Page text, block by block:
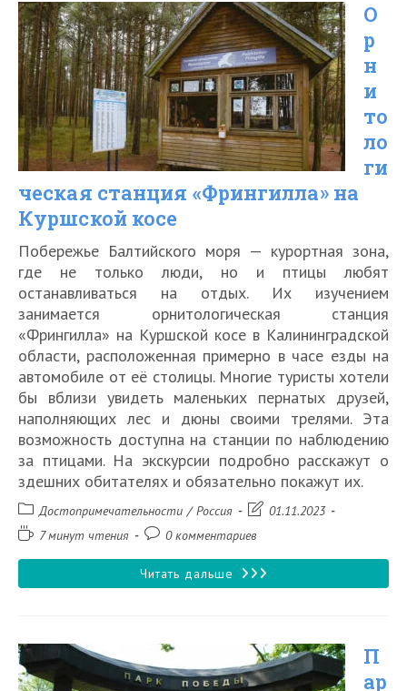
аквапарк
«Аль-
Монтаза»
в
Шардже
О
р
н
и
то
ло
ги
ческая станция «Фрингилла» на
Куршской косе
Побережье Балтийского моря — курортная зона,
где не только люди, но и птицы любят
останавливаться на отдых. Их изучением
занимается орнитологическая станция
«Фрингилла» на Куршской косе в Калининградской
области, расположенная примерно в часе езды на
автомобиле от её столицы. Многие туристы хотели
бы вблизи увидеть маленьких пернатых друзей,
наполняющих лес и дюны своими трелями. Эта
возможность доступна на станции по наблюдению
за птицами. На экскурсии подробно расскажут о
здешних обитателях и обязательно покажут их.
Рубрика
записи:
Достопримечательности / Россия
Запись01.11.2023
Время7 минут чтения
Комментарии
записи:
0 комментариев
Читать дальше Орнитологическая
П
ар